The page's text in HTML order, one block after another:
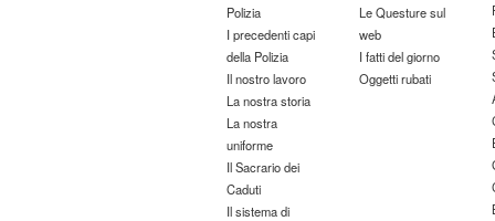
Polizia
I precedenti capi
della Polizia
Il nostro lavoro
La nostra storia
La nostra
uniforme
Il Sacrario dei
Caduti
Il sistema di
Le Questure sul
web
I fatti del giorno
Oggetti rubati